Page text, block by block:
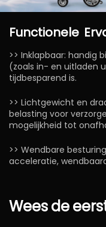
Functionele
>> Inklapbaar: handig
(zoals in- en uitladen
tijdbesparend is.
>> Lichtgewicht en
belasting voor
mogelijkheid tot
>> Wendbare
acceleratie,
Weesde